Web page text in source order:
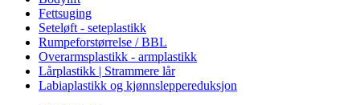
Fettsuging
Seteløft - seteplastikk
Rumpeforstørrelse / BBL
Overarmsplastikk - armplastikk
Lårplastikk | Strammere lår
Labiaplastikk og kjønnsleppereduksjon